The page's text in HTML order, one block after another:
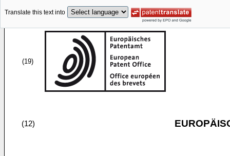
Translate this text into
(19)
(12)